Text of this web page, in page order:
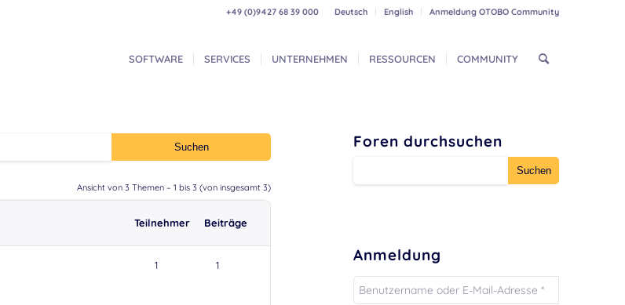
Deutsch English Anmeldung OTOBO Community
+49 (0)9427 68 39 000
SOFTWARE SERVICES UNTERNEHMEN RESSOURCEN COMMUNITY
Ansicht von 3 Themen – 1 bis 3 (von insgesamt 3)
Teilnehmer Beiträge
1 1
Foren durchsuchen
Anmeldung